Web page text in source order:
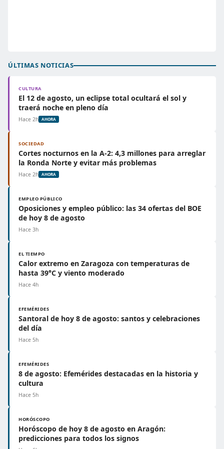
ÚLTIMAS NOTICIAS
CULTURA
El 12 de agosto, un eclipse total ocultará el sol y
traerá noche en pleno día
Hace 2h AHORA
SOCIEDAD
Cortes nocturnos en la A-2: 4,3 millones para arreglar
la Ronda Norte y evitar más problemas
Hace 2h AHORA
EMPLEO PÚBLICO
Oposiciones y empleo público: las 34 ofertas del BOE
de hoy 8 de agosto
Hace 3h
EL TIEMPO
Calor extremo en Zaragoza con temperaturas de
hasta 39°C y viento moderado
Hace 4h
EFEMÉRIDES
Santoral de hoy 8 de agosto: santos y celebraciones
del día
Hace 5h
EFEMÉRIDES
8 de agosto: Efemérides destacadas en la historia y
cultura
Hace 5h
HORÓSCOPO
Horóscopo de hoy 8 de agosto en Aragón:
predicciones para todos los signos